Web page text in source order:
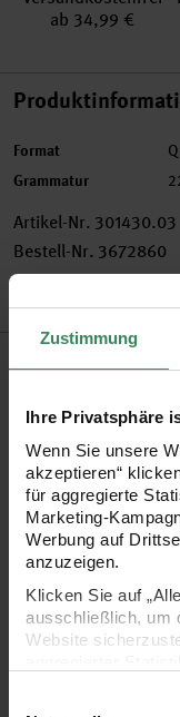
Zustimmung
Ihre Privatsphäre
Wenn Sie unsere
akzeptieren“
für aggregierte
Marketing-
Werbung auf
anzuzeigen.
Klicken Sie auf
ausschließlich, um
Website
ab 34,99 €
Format
Grammatur
Artikel-Nr. 301430.03
Bestell-Nr. 3672860
Die Paper Poetry
gehören zur
Design und sind die
Dankes- oder
Papier besticht
stabilen Grammatur
Klappkarten die